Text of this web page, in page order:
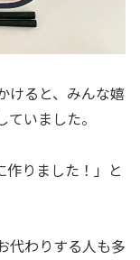
けると、みんな嬉
いました。
作りました！」と
代わりする人も多